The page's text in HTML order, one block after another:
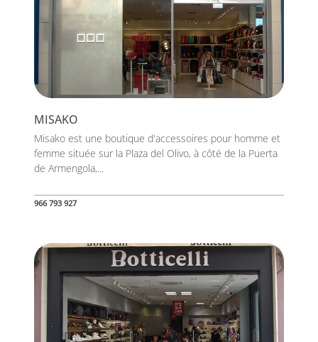
MISAKO
Misako est une boutique d'accessoires pour homme et
femme située sur la Plaza del Olivo, à côté de la Puerta
de Armengola,...
966 793 927